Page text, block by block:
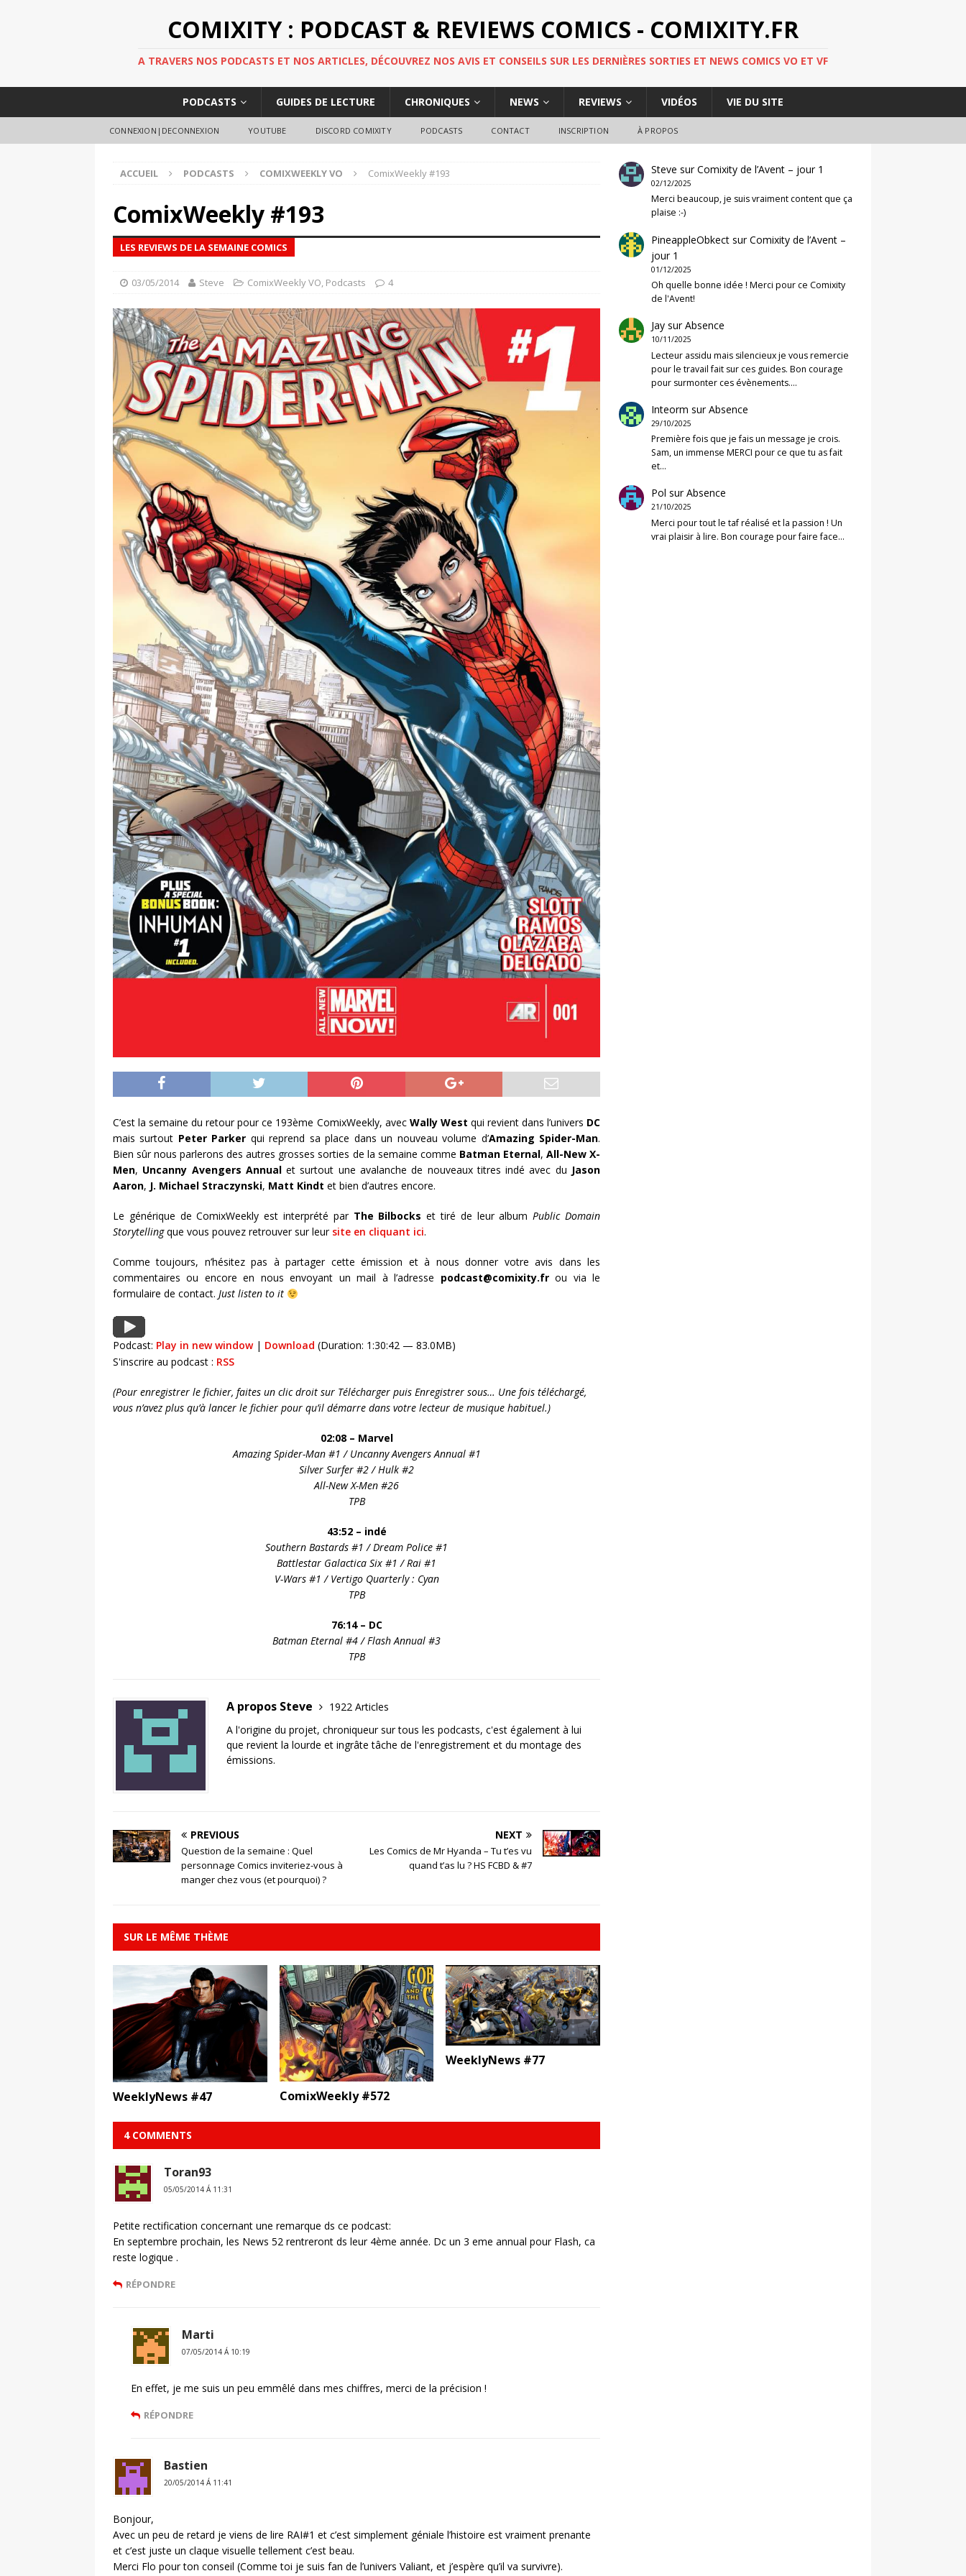
COMIXITY : PODCAST & REVIEWS COMICS - COMIXITY.FR
A TRAVERS NOS PODCASTS ET NOS ARTICLES, DÉCOUVREZ NOS AVIS ET CONSEILS SUR LES DERNIÈRES SORTIES ET NEWS COMICS VO ET VF
PODCASTS GUIDES DE LECTURE CHRONIQUES NEWS REVIEWS VIDÉOS VIE DU SITE
CONNEXION|DECONNEXION YOUTUBE DISCORD COMIXITY PODCASTS CONTACT INSCRIPTION À PROPOS
ACCUEIL PODCASTS COMIXWEEKLY VO ComixWeekly #193
ComixWeekly #193
LES REVIEWS DE LA SEMAINE COMICS
03/05/2014 Steve ComixWeekly VO, Podcasts 4
C’est la semaine du retour pour ce 193ème ComixWeekly, avec Wally West qui revient dans l’univers DC
mais surtout Peter Parker qui reprend sa place dans un nouveau volume d’Amazing Spider-Man.
Bien sûr nous parlerons des autres grosses sorties de la semaine comme Batman Eternal, All-New X-
Men, Uncanny Avengers Annualet surtout une avalanche de nouveaux titres indé avec du Jason
Aaron, J. Michael Straczynski, Matt Kindt et bien d’autres encore.
Le générique de ComixWeekly est interprété par The Bilbocks et tiré de leur albumPublic Domain
Storytellingque vous pouvez retrouver sur leursite en cliquant ici.
Comme toujours, n’hésitez pas à partager cette émission et à nous donner votre avis dans les
commentaires ou encore en nous envoyant un mail à l’adresse podcast@comixity.frou via le
formulaire de contact. Just listen to it
Podcast: Play in new window| Download (Duration: 1:30:42 — 83.0MB)
S'inscrire au podcast : RSS
(Pour enregistrer le fichier, faites un clic droit sur Télécharger puis Enregistrer sous… Une fois téléchargé,
vous n’avez plus qu’à lancer le fichier pour qu’il démarre dans votre lecteur de musique habituel.)
02:08 – Marvel
Amazing Spider-Man #1 / Uncanny Avengers Annual #1
Silver Surfer #2/ Hulk #2
All-New X-Men #26
TPB
43:52 – indé
Southern Bastards #1 / Dream Police #1
Battlestar Galactica Six #1 / Rai #1
V-Wars #1 / Vertigo Quarterly : Cyan
TPB
76:14 – DC
Batman Eternal #4 / Flash Annual #3
TPB
A propos Steve
1922 Articles
A l'origine du projet, chroniqueur sur tous les podcasts, c'est également à lui
que revient la lourde et ingrâte tâche de l'enregistrement et du montage des
émissions.
PREVIOUS
Question de la semaine : Quel
personnage Comics inviteriez-vous à
manger chez vous (et pourquoi) ?
NEXT
Les Comics de Mr Hyanda – Tu t’es vu
quand t’as lu ? HS FCBD & #7
SUR LE MÊME THÈME
WeeklyNews #47 ComixWeekly #572
WeeklyNews #77
4 COMMENTS
Toran93
05/05/2014 Á 11:31
Petite rectification concernant une remarque ds ce podcast:
En septembre prochain, les News 52 rentreront ds leur 4ème année. Dc un 3 eme annual pour Flash, ca
reste logique .
RÉPONDRE
Marti
07/05/2014 Á 10:19
En effet, je me suis un peu emmêlé dans mes chiffres, merci de la précision !
RÉPONDRE
Bastien
20/05/2014 Á 11:41
Bonjour,
Avec un peu de retard je viens de lire RAI#1 et c’est simplement géniale l’histoire est vraiment prenante
et c’est juste un claque visuelle tellement c’est beau.
Merci Flo pour ton conseil (Comme toi je suis fan de l’univers Valiant, et j’espère qu’il va survivre).
Steve surComixity de l’Avent – jour 1
02/12/2025
Merci beaucoup, je suis vraiment content que ça
plaise :-)
PineappleObkect surComixity de l’Avent –
jour 1
01/12/2025
Oh quelle bonne idée ! Merci pour ce Comixity
de l'Avent!
Jay surAbsence
10/11/2025
Lecteur assidu mais silencieux je vous remercie
pour le travail fait sur ces guides. Bon courage
pour surmonter ces évènements.…
Inteorm surAbsence
29/10/2025
Première fois que je fais un message je crois.
Sam, un immense MERCI pour ce que tu as fait
et…
Pol surAbsence
21/10/2025
Merci pour tout le taf réalisé et la passion ! Un
vrai plaisir à lire. Bon courage pour faire face…